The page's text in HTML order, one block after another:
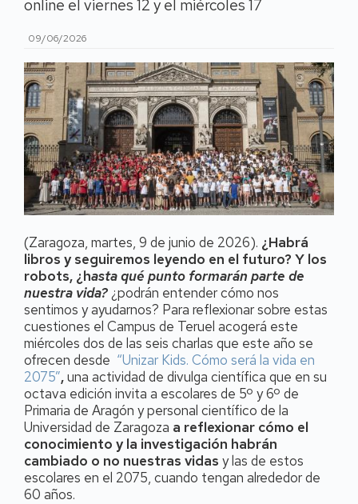
online el viernes 12 y el miércoles 17
09/06/2026
(Zaragoza, martes, 9 de junio de 2026). ¿Habrá
libros y seguiremos leyendo en el futuro? Y los
robots, ¿hasta qué punto formarán parte de
nuestra vida? ¿podrán entender cómo nos
sentimos y ayudarnos? Para reflexionar sobre estas
cuestiones el Campus de Teruel acogerá este
miércoles dos de las seis charlas que este año se
ofrecen desde “Unizar Kids. Cómo será la vida en
2075”,una actividad de divulga científica que en su
octava edición invita a escolares de 5º y 6º de
Primaria de Aragón y personal científico de la
Universidad de Zaragoza a reflexionar cómo el
conocimiento y la investigación habrán
cambiado o no nuestras vidas y las de estos
escolares en el 2075, cuando tengan alrededor de
60 años.